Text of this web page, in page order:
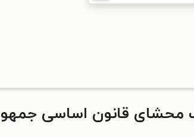
محشای قانون اساسی